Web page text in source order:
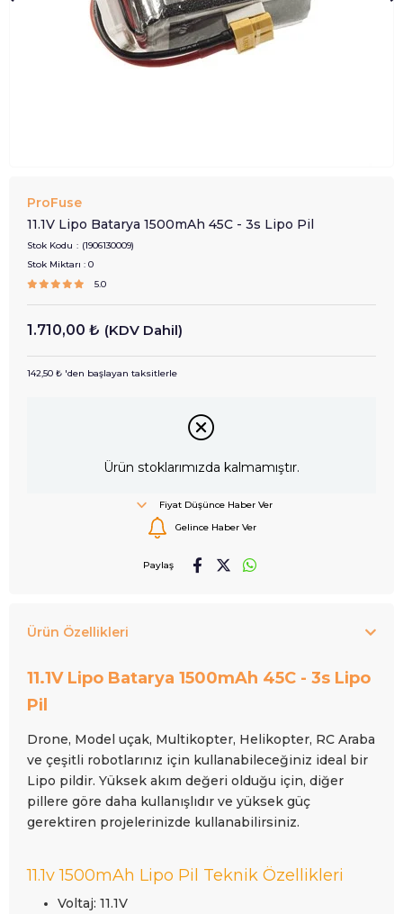
ProFuse
11.1V Lipo Batarya 1500mAh 45C - 3s Lipo Pil
Stok Kodu
(1906130009)
Stok Miktarı : 0
5.0
1.710,00 ₺ (KDV Dahil)
142,50 ₺ 'den başlayan taksitlerle
Ürün stoklarımızda kalmamıştır.
Fiyat Düşünce Haber Ver
Gelince Haber Ver
Paylaş
Ürün Özellikleri
11.1V Lipo Batarya 1500mAh 45C - 3s Lipo
Pil
Drone, Model uçak, Multikopter, Helikopter, RC Araba
ve çeşitli robotlarınız için kullanabileceğiniz ideal bir
Lipo pildir. Yüksek akım değeri olduğu için, diğer
pillere göre daha kullanışlıdır ve yüksek güç
gerektiren projelerinizde kullanabilirsiniz.
11.1v 1500mAh Lipo Pil Teknik Özellikleri
Voltaj: 11.1V